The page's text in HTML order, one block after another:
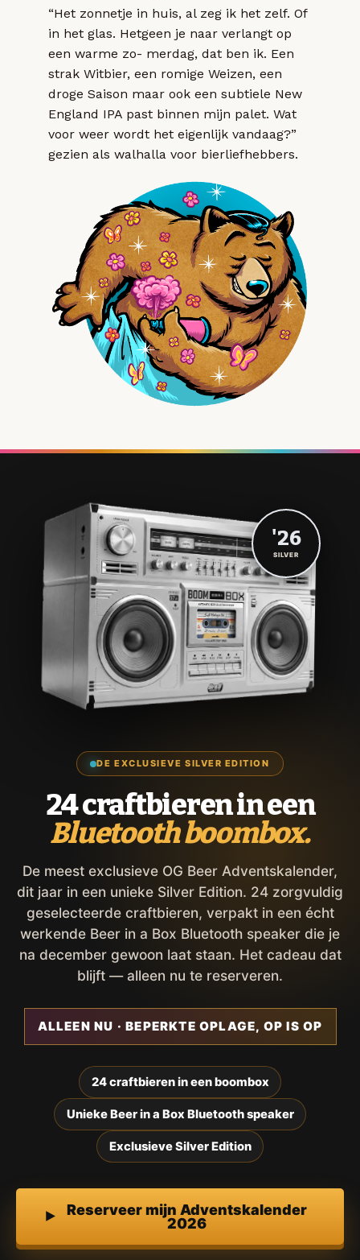
“Het zonnetje in huis, al zeg ik het zelf. Of
in het glas. Hetgeen je naar verlangt op
een warme zo- merdag, dat ben ik. Een
strak Witbier, een romige Weizen, een
droge Saison maar ook een subtiele New
England IPA past binnen mijn palet. Wat
voor weer wordt het eigenlijk vandaag?”
gezien als walhalla voor bierliefhebbers.
DE EXCLUSIEVE SILVER EDITION
24 craftbieren in een
Bluetooth boombox.
De meest exclusieve OG Beer Adventskalender,
dit jaar in een unieke Silver Edition. 24 zorgvuldig
geselecteerde craftbieren, verpakt in een écht
werkende Beer in a Box Bluetooth speaker die je
na december gewoon laat staan. Het cadeau dat
blijft — alleen nu te reserveren.
ALLEEN NU · BEPERKTE OPLAGE, OP IS OP
24 craftbieren in een boombox
Unieke Beer in a Box Bluetooth speaker
Exclusieve Silver Edition
Reserveer mijn Adventskalender
2026
'26
SILVER